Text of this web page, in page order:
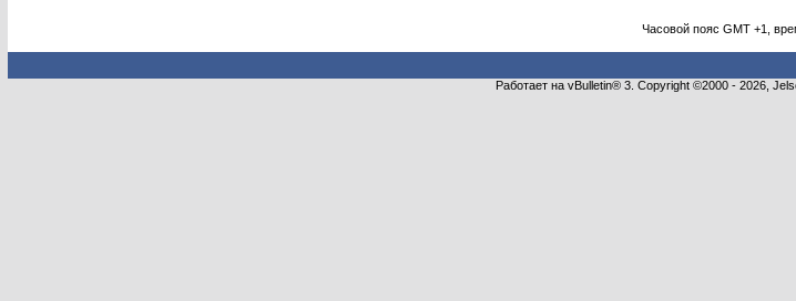
Часовой пояс GMT +1,
Работает на vBulletin® 3. Copyright ©2000 - 2026,